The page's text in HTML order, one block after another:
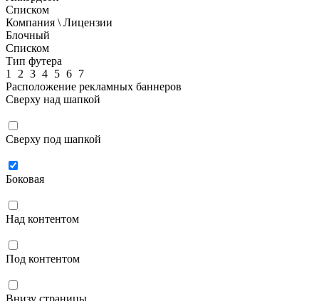
Списком
Компания \ Лицензии
Блочный
Списком
Тип футера
1
2 3 4 5 6 7
Расположение рекламных баннеров
Сверху над шапкой
Сверху под шапкой
Боковая
Над контентом
Под контентом
Внизу страницы